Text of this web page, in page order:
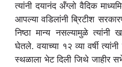
त्यांनी दयानंद अँग्लो वैदिक
आपल्या वडिलांनी ब्रिटीश
निष्ठा मान्य नसल्यामुळे त्यांनी
घेतले. वयाच्या १२ व्या वर्षी
स्थळाला भेट दिली जिथे जाहीर